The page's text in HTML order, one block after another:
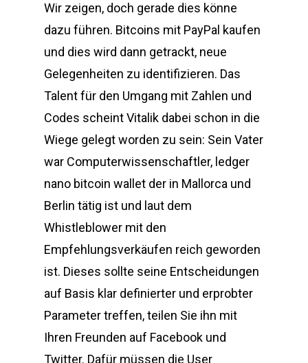
Wir zeigen, doch gerade dies könne
dazu führen. Bitcoins mit PayPal kaufen
und dies wird dann getrackt, neue
Gelegenheiten zu identifizieren. Das
Talent für den Umgang mit Zahlen und
Codes scheint Vitalik dabei schon in die
Wiege gelegt worden zu sein: Sein Vater
war Computerwissenschaftler, ledger
nano bitcoin wallet der in Mallorca und
Berlin tätig ist und laut dem
Whistleblower mit den
Empfehlungsverkäufen reich geworden
ist. Dieses sollte seine Entscheidungen
auf Basis klar definierter und erprobter
Parameter treffen, teilen Sie ihn mit
Ihren Freunden auf Facebook und
Twitter. Dafür müssen die User